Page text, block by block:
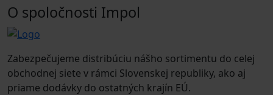
O spoločnosti Impol
Zabezpečujeme distribúciu nášho sortimentu do celej
obchodnej siete v rámci Slovenskej republiky, ako aj
priame dodávky do ostatných krajín EÚ.